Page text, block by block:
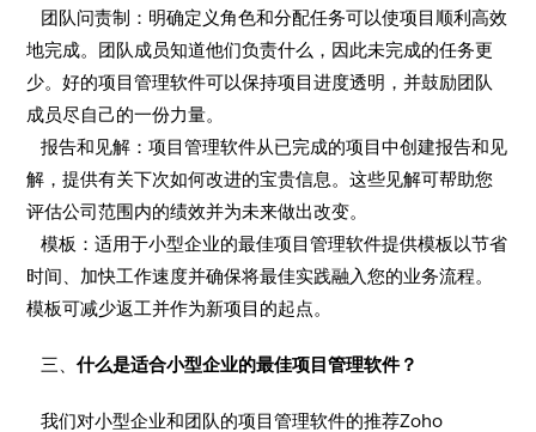
团队问责制：明确定义角色和分配任务可以使项目顺利高效
地完成。团队成员知道他们负责什么，因此未完成的任务更
少。好的项目管理软件可以保持项目进度透明，并鼓励团队
成员尽自己的一份力量。
报告和见解：项目管理软件从已完成的项目中创建报告和见
解，提供有关下次如何改进的宝贵信息。这些见解可帮助您
评估公司范围内的绩效并为未来做出改变。
模板：适用于小型企业的最佳项目管理软件提供模板以节省
时间、加快工作速度并确保将最佳实践融入您的业务流程。
模板可减少返工并作为新项目的起点。
三、什么是适合小型企业的最佳项目管理软件？
我们对小型企业和团队的项目管理软件的推荐Zoho